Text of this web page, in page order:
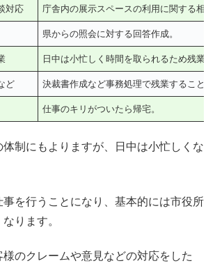
対応 庁舎内の展示スペースの利用に関する相
県からの照会に対する回答作成。
日中は小忙しく時間を取られるため残業
ど 決裁書作成など事務処理で残業すること
仕事のキリがついたら帰宅。
制にもよりますが、日中は小忙しくな
を行うことになり、基本的には市役所
ります。
のクレームや意見などの対応をした